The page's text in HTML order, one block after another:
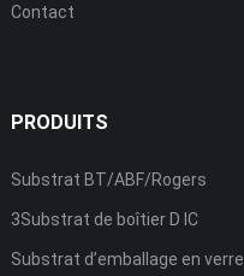
Contact
PRODUITS
Substrat BT/ABF/Rogers
3Substrat de boîtier D IC
Substrat d’emballage en verre